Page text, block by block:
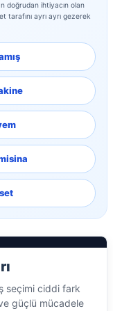
doğrudan ihtiyacın olan
tarafını ayrı ayrı gezerek
seçimi ciddi fark
güçlü mücadele